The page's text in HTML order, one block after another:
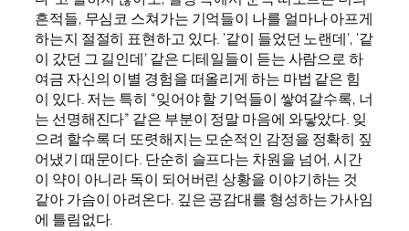
흔적들, 무심코 스쳐가는 기억들이 나를 얼마나 아프게
하는지 절절히 표현하고 있다. ‘같이 들었던 노랜데’, ‘같
이 갔던 그 길인데’ 같은 디테일들이 듣는 사람으로 하
여금 자신의 이별 경험을 떠올리게 하는 마법 같은 힘
이 있다. 저는 특히 “잊어야 할 기억들이 쌓여갈수록, 너
는 선명해진다” 같은 부분이 정말 마음에 와닿았다. 잊
으려 할수록 더 또렷해지는 모순적인 감정을 정확히 짚
어냈기 때문이다. 단순히 슬프다는 차원을 넘어, 시간
이 약이 아니라 독이 되어버린 상황을 이야기하는 것
같아 가슴이 아려온다. 깊은 공감대를 형성하는 가사임
에 틀림없다.